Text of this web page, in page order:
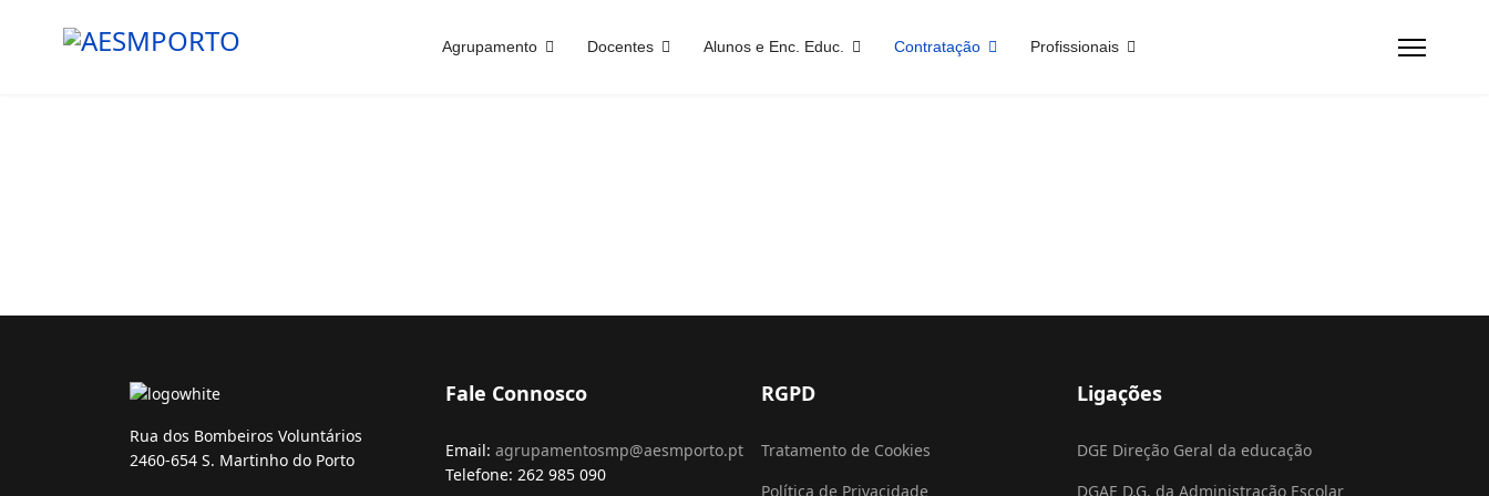
Agrupamento Docentes Alunos e Enc. Educ. Contratação Profissionais
Rua dos Bombeiros Voluntários
2460-654 S. Martinho do Porto
Fale Connosco
Email: agrupamentosmp@aesmporto.pt
Telefone: 262 985 090
RGPD
Tratamento de Cookies
Política de Privacidade
Ligações
DGE Direção Geral da educação
DGAE D.G. da Administração Escolar